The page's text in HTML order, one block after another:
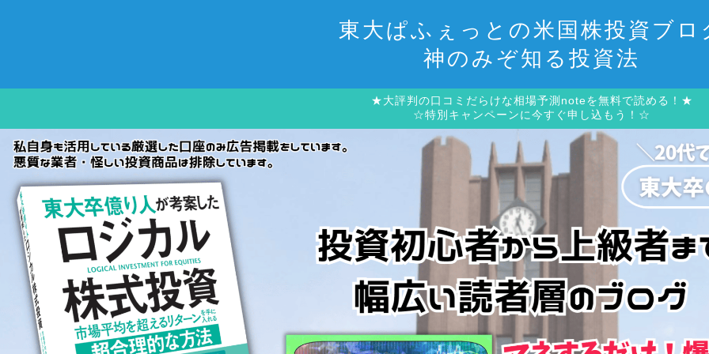
東大ぱふぇっとの米国株投資ブロ
神のみぞ知る投資法
★大評判の口コミだらけな相場予測noteを無料で読める！★
☆特別キャンペーンに今すぐ申し込もう！☆